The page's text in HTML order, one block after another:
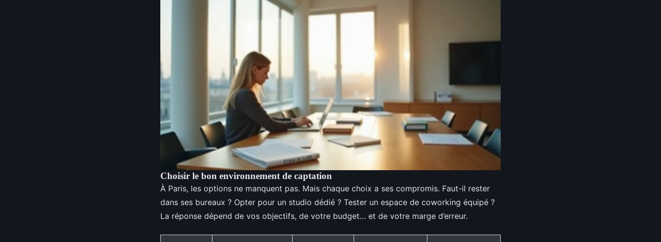
Choisir le bon environnement de captation
À Paris, les options ne manquent pas. Mais chaque choix a ses compromis. Faut-il rester
dans ses bureaux ? Opter pour un studio dédié ? Tester un espace de coworking équipé ?
La réponse dépend de vos objectifs, de votre budget… et de votre marge d’erreur.